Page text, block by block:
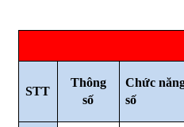
STT
Thông
số
Chức
số